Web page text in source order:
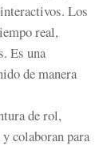
Los
real,
Es una
de manera
de rol,
colaboran para